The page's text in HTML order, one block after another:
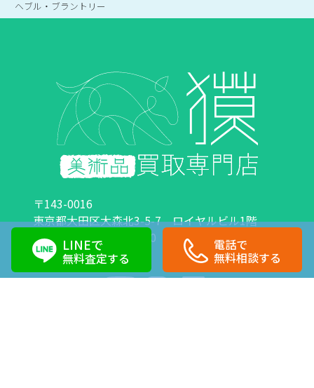
LINEで
無料査定する
電話で
無料相談する
ヘブル・ブラントリー
〒143-0016
東京都大田区大森北3-5-7 ロイヤルビル1階
営業時間：10:00～18:00 定休日：日曜日・祝日
0120-89-0007 03-6423-1033